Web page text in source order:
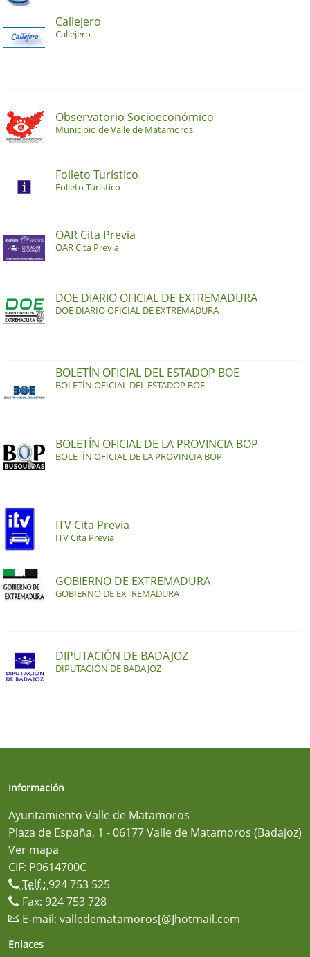
Callejero
Callejero
Observatorio Socioeconómico
Municipio de Valle de Matamoros
Folleto Turístico
Folleto Turístico
OAR Cita Previa
OAR Cita Previa
DOE DIARIO OFICIAL DE EXTREMADURA
DOE DIARIO OFICIAL DE EXTREMADURA
BOLETÍN OFICIAL DEL ESTADOP BOE
BOLETÍN OFICIAL DEL ESTADOP BOE
BOLETÍN OFICIAL DE LA PROVINCIA BOP
BOLETÍN OFICIAL DE LA PROVINCIA BOP
ITV Cita Previa
ITV Cita Previa
GOBIERNO DE EXTREMADURA
GOBIERNO DE EXTREMADURA
DIPUTACIÓN DE BADAJOZ
DIPUTACIÓN DE BADAJOZ
Información
Ayuntamiento Valle de Matamoros
Plaza de España, 1 - 06177 Valle de Matamoros (Badajoz)
Ver mapa
CIF: P0614700C
Telf.: 924 753 525
Fax: 924 753 728
E-mail: valledematamoros[@]hotmail.com
Enlaces